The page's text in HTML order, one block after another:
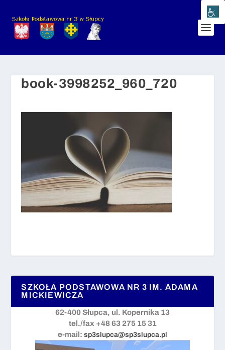
book-3998252_960_720
SZKOŁA PODSTAWOWA NR 3 IM. ADAMA
MICKIEWICZA
62-400 Słupca, ul. Kopernika 13
tel./fax +48 63 275 15 31
e-mail: sp3slupca@sp3slupca.pl